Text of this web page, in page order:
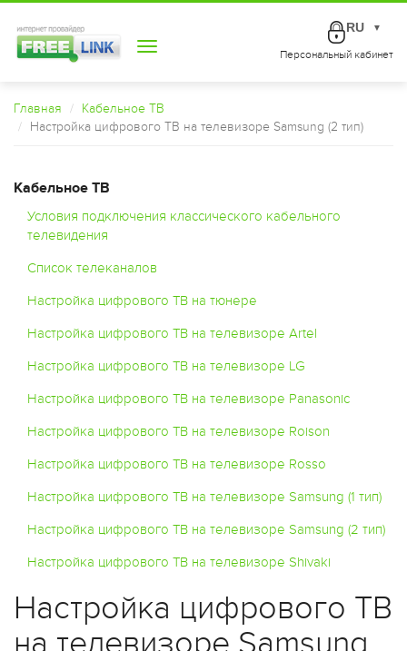
Toggle
Персональный кабинет
RU ▼
Главная
Кабельное ТВ
Настройка цифрового ТВ на телевизоре Samsung (2 тип)
Кабельное ТВ
Условия подключения классического кабельного
телевидения
Список телеканалов
Настройка цифрового ТВ на тюнере
Настройка цифрового ТВ на телевизоре Artel
Настройка цифрового ТВ на телевизоре LG
Настройка цифрового ТВ на телевизоре Panasonic
Настройка цифрового ТВ на телевизоре Roison
Настройка цифрового ТВ на телевизоре Rosso
Настройка цифрового ТВ на телевизоре Samsung (1 тип)
Настройка цифрового ТВ на телевизоре Samsung (2 тип)
Настройка цифрового ТВ на телевизоре Shivaki
Настройка цифрового ТВ